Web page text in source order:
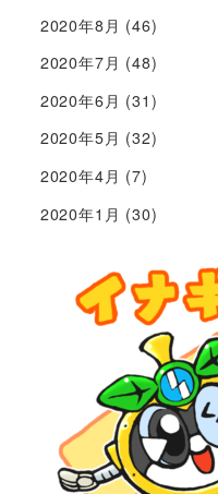
2020年8月 (46)
2020年7月 (48)
2020年6月 (31)
2020年5月 (32)
2020年4月 (7)
2020年1月 (30)